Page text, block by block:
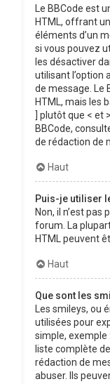
Le BBCode est
HTML, offrant
éléments d’un
si vous pouvez
les désactiver
utilisant l’option
de message. Le
HTML, mais les
] plutôt que < et
BBCode,
de rédaction de
Haut
Puis-je utiliser
Non, il n’est pas
forum. La
HTML peuvent
Haut
Que sont les
Les smileys, ou
utilisées pour
simple, exemple
liste complète
rédaction de
abuser. Ils